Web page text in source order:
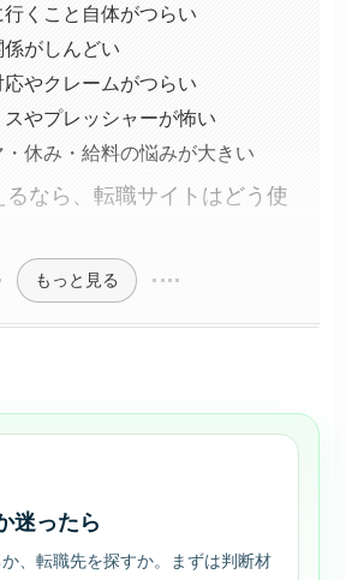
行くこと自体がつらい
係がしんどい
応やクレームがつらい
スやプレッシャーが怖い
・休み・給料の悩みが大きい
るなら、転職サイトはどう使
もっと見る
迷ったら
、転職先を探すか。まずは判断材